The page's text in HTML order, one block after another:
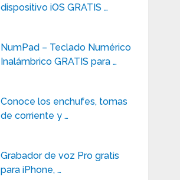
dispositivo iOS GRATIS …
NumPad – Teclado Numérico
Inalámbrico GRATIS para …
Conoce los enchufes, tomas
de corriente y …
Grabador de voz Pro gratis
para iPhone, …